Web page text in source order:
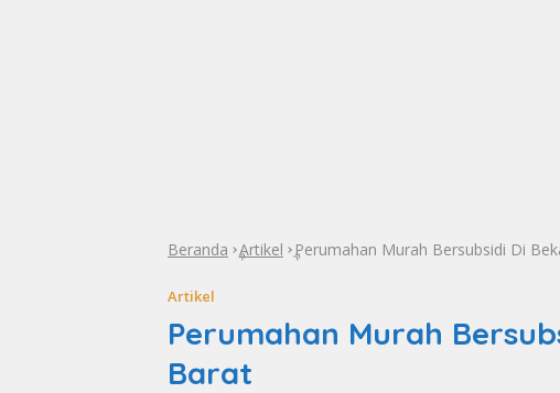
Beranda »
Artikel »Perumahan Murah Bersubsidi Di
Artikel
Perumahan Murah
Barat